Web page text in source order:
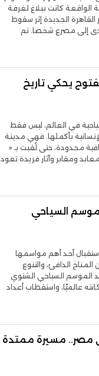
كانت ببلاغ لغرفة
الجديدة إثر سقوط
أدى إلى مصرع شخصا. تم
يحكي تاريخ
في العالم، ليس فقط
بأكملها. فهي مدينة
محدودة، حتى لُقبت بـ «
ومقابر وآثار فريدة تعود
السياحي
أحد أهم مواسمها
المناخ الدافئ، والتنوع
الموسم السياحي الشتوي
عالميًا، واستقطاب أعداد
مصر.. مسيرة ممتدة